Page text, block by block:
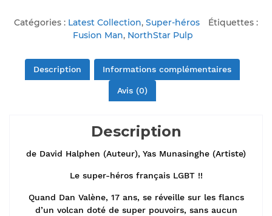
Catégories : Latest Collection, Super-héros
Étiquettes :
Fusion Man, NorthStar Pulp
Description Informations complémentaires
Avis (0)
Description
de David Halphen (Auteur), Yas Munasinghe (Artiste)
Le super-héros français LGBT !!
Quand Dan Valène, 17 ans, se réveille sur les flancs
d’un volcan doté de super pouvoirs, sans aucun